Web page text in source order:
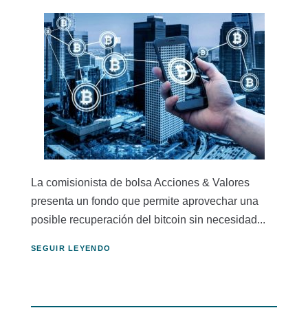
La comisionista de bolsa Acciones & Valores
presenta un fondo que permite aprovechar una
posible recuperación del bitcoin sin necesidad...
SEGUIR LEYENDO